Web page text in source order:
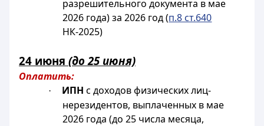
разрешительного документа в мае
2026 года) за 2026 год (п.8 ст.640
НК-2025)
24 июня (до 25 июня)
Оплатить:
· ИПН с доходов физических лиц-
нерезидентов, выплаченных в мае
2026 года (до 25 числа месяца,